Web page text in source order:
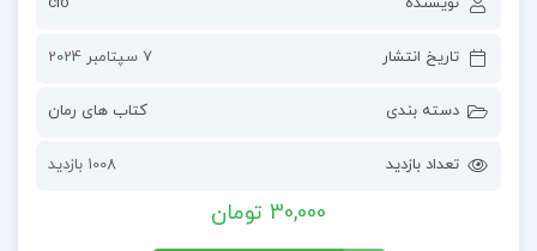
تاریخ انتشار 7 سپتامبر 2024
دسته بندی کتاب های رمان
تعداد بازدید 1008 بازدید
30,000 تومان